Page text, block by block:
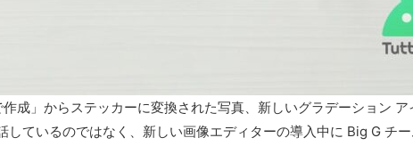
成」からステッカーに変換された写真、新しいグラデーション
ているのではなく、新しい画像エディターの導入中に Big G チ